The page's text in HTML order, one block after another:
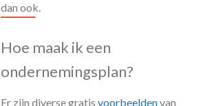
dan ook.
Hoe maak ik een
ondernemingsplan?
Er zijn diverse gratis voorbeeldenvan